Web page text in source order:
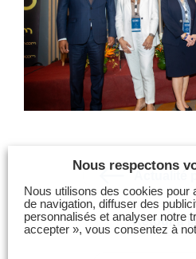
Actualité
Retour à
Nous respectons
Nous utilisons des cookies pour
de navigation, diffuser des
personnalisés et analyser notre
accepter », vous consentez à